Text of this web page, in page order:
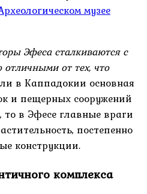
музее
Эфеса сталкиваются с
от тех, что
в Каппадокии основная
и пещерных сооружений
то в Эфесе главные враги
постепенно
конструкции.
комплекса